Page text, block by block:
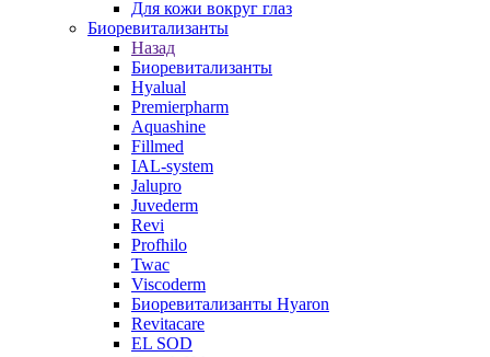
Для кожи вокруг глаз
Биоревитализанты
Назад
Биоревитализанты
Hyalual
Premierpharm
Aquashine
Fillmed
IAL-system
Jalupro
Juvederm
Revi
Profhilo
Twac
Viscoderm
Биоревитализанты Hyaron
Revitacare
EL SOD